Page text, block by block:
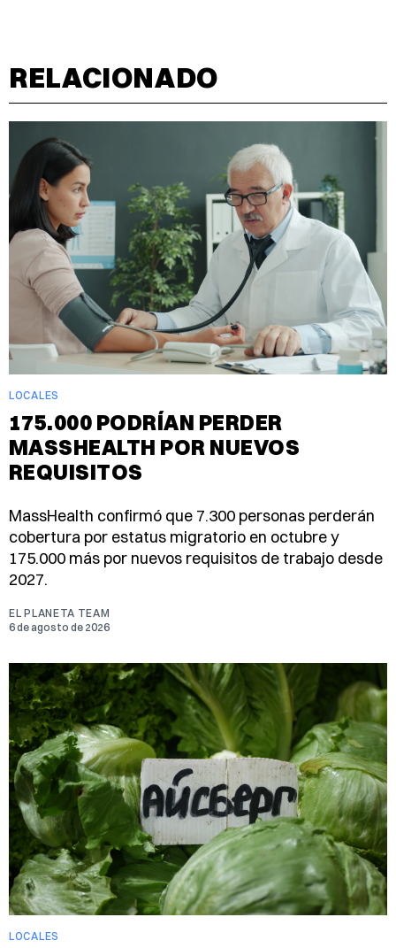
RELACIONADO
LOCALES
175.000 PODRÍAN PERDER
MASSHEALTH POR NUEVOS
REQUISITOS
MassHealth confirmó que 7.300 personas perderán
cobertura por estatus migratorio en octubre y
175.000 más por nuevos requisitos de trabajo desde
2027.
EL PLANETA TEAM
6 de agosto de 2026
LOCALES